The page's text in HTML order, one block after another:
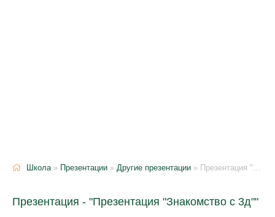
Школа» Презентации » Другие презентации » Презентация "Знакомство с 3д"
Презентация - "Презентация "Знакомство с 3д""